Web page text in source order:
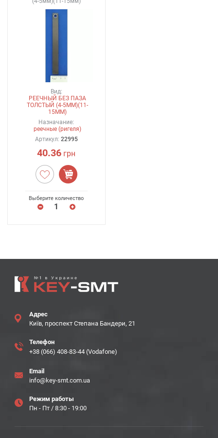
Вид:
РЕЕЧНЫЙ БЕЗ ПАЗА
ТОЛСТЫЙ (4-5ММ)(11-
15ММ)
Назначание:
реечные (ригеля)
Артикул: 22995
40.36 грн
Выберите количество
Адрес
Київ, проспект Степана Бандери, 21
Телефон
+38 (066) 408-83-44 (Vodafone)
Email
info@key-smt.com.ua
Режим работы
Пн - Пт / 8:30 - 19:00